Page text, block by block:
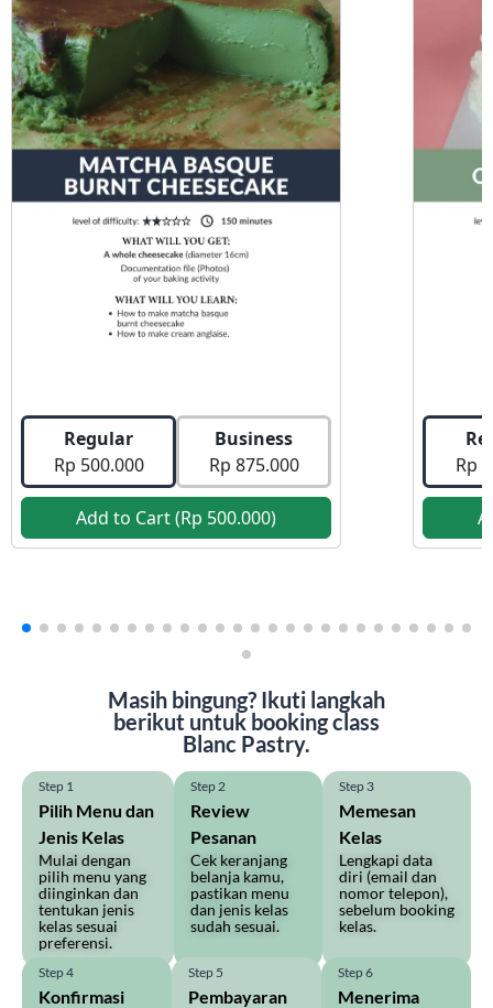
Regular
Rp 500.000
Business
Rp 875.000
Add to Cart ( Rp 500.000)
Rp
Masih bingung? Ikuti langkah
berikut untuk booking class
Blanc Pastry.
Step 1
Pilih Menu dan
Jenis Kelas
Mulai dengan
pilih menu yang
diinginkan dan
tentukan jenis
kelas sesuai
preferensi.
Step 2
Review
Pesanan
Cek keranjang
belanja kamu,
pastikan menu
dan jenis kelas
sudah sesuai.
Step 3
Memesan
Kelas
Lengkapi data
diri (email dan
nomor telepon),
sebelum booking
kelas.
Step 4
Konfirmasi
Step 5
Pembayaran
Step 6
Menerima